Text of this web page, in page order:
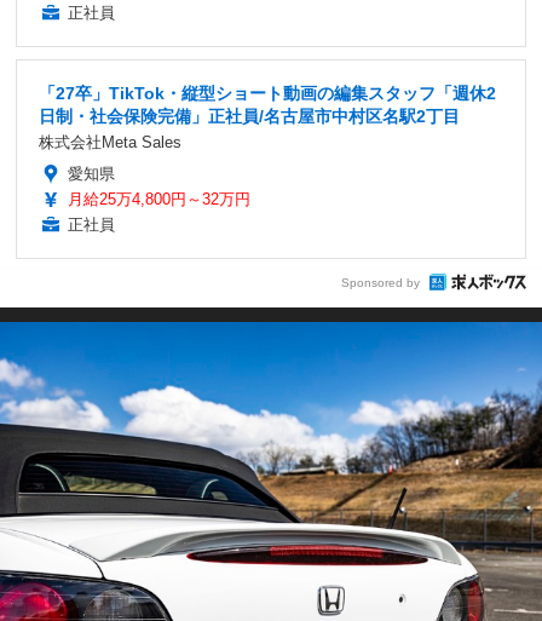
正社員
「27卒」TikTok・縦型ショート動画の編集スタッフ「週休2
日制・社会保険完備」正社員/名古屋市中村区名駅2丁目
株式会社Meta Sales
愛知県
月給25万4,800円～32万円
正社員
Sponsored by